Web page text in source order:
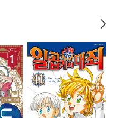
#인외존재 #영상화 #
#상처녀 #동양풍 #로맨
#연애/결혼 #조신남
#다각관계 #개그/코믹